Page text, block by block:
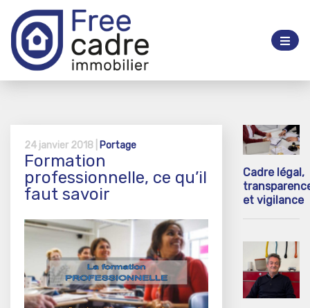
24 janvier 2018 | Portage
Formation
professionnelle, ce qu’il
faut savoir
Cadre légal,
et vigilance